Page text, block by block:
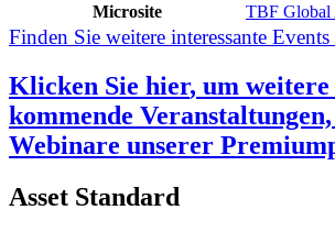
Microsite
TBF Global
Finden Sie weitere interessante
Klicken Sie hier, um
kommende
Webinare unserer
Asset Standard